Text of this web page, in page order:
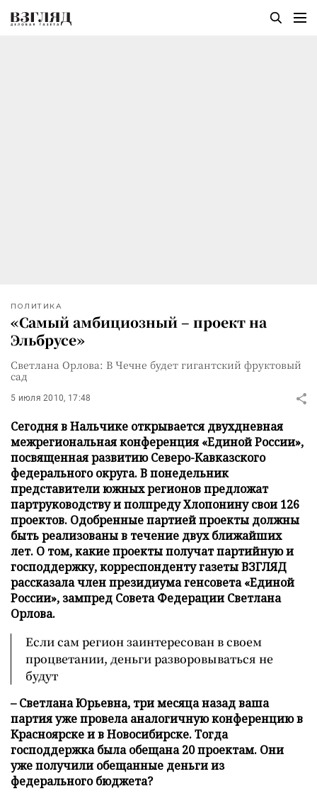
ПОЛИТИКА
«Самый амбициозный – проект на
Эльбрусе»
Светлана Орлова: В Чечне будет гигантский фруктовый
сад
5 июля 2010, 17:48
Сегодня в Нальчике открывается двухдневная
межрегиональная конференция «Единой России»,
посвященная развитию Северо-Кавказского
федерального округа. В понедельник
представители южных регионов предложат
партруководству и полпреду Хлопонину свои 126
проектов. Одобренные партией проекты должны
быть реализованы в течение двух ближайших
лет. О том, какие проекты получат партийную и
господдержку, корреспонденту газеты ВЗГЛЯД
рассказала член президиума генсовета «Единой
России», зампред Совета Федерации Светлана
Орлова.
Если сам регион заинтересован в своем
процветании, деньги разворовываться не
будут
– Светлана Юрьевна, три месяца назад ваша
партия уже провела аналогичную конференцию в
Красноярске и в Новосибирске. Тогда
господдержка была обещана 20 проектам. Они
уже получили обещанные деньги из
федерального бюджета?